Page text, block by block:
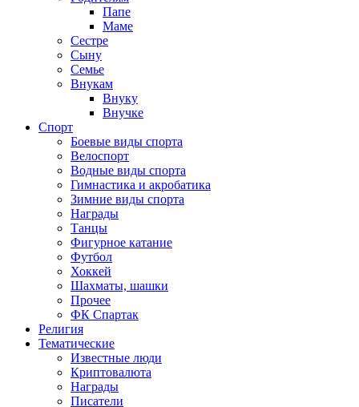
Папе
Маме
Сестре
Сыну
Семье
Внукам
Внуку
Внучке
Спорт
Боевые виды спорта
Велоспорт
Водные виды спорта
Гимнастика и акробатика
Зимние виды спорта
Награды
Танцы
Фигурное катание
Футбол
Хоккей
Шахматы, шашки
Прочее
ФК Спартак
Религия
Тематические
Известные люди
Криптовалюта
Награды
Писатели